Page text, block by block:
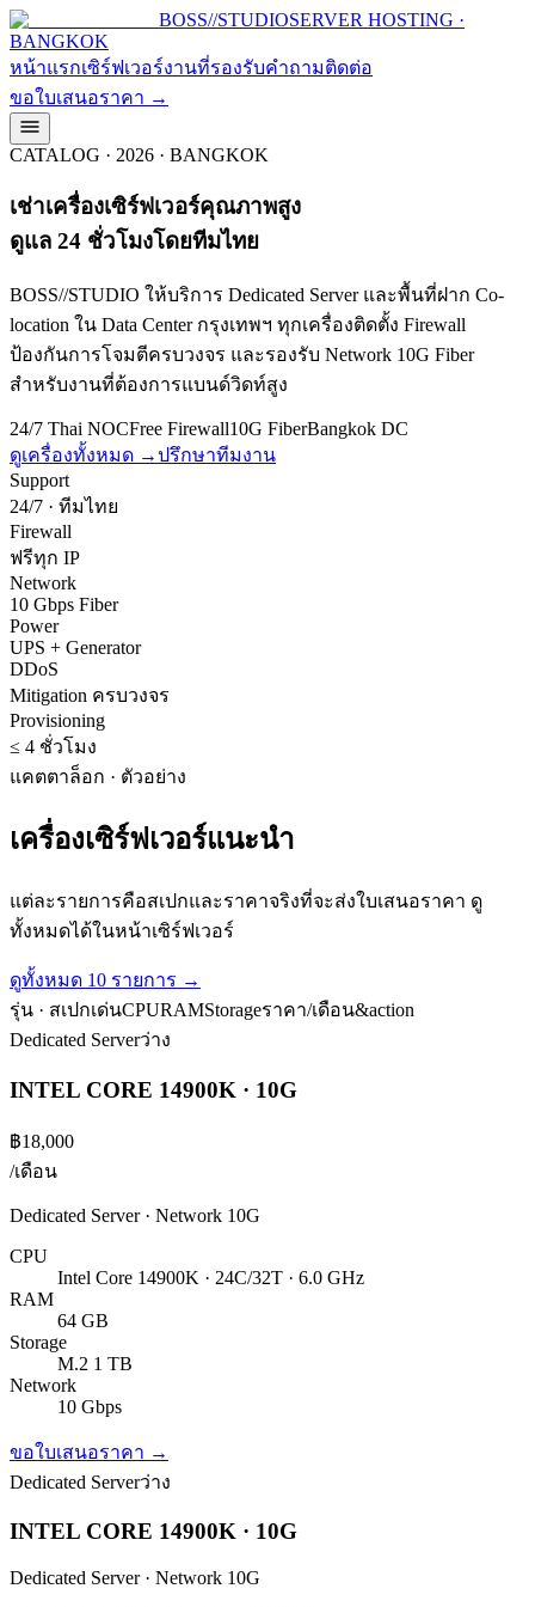
BOSS//STUDIOSERVER HOSTING ·
BANGKOK
หน้าแรกเซิร์ฟเวอร์งานที่รองรับคำถามติดต่อ
ขอใบเสนอราคา →
CATALOG · 2026 · BANGKOK
เช่าเครื่องเซิร์ฟเวอร์คุณภาพสูง
ดูแล 24 ชั่วโมงโดยทีมไทย
BOSS//STUDIO ให้บริการ Dedicated Server และพื้นที่ฝาก Co-
location ใน Data Center กรุงเทพฯ ทุกเครื่องติดตั้ง Firewall
ป้องกันการโจมตีครบวงจร และรองรับ Network 10G Fiber
สำหรับงานที่ต้องการแบนด์วิดท์สูง
24/7 Thai NOCFree Firewall10G FiberBangkok DC
ดูเครื่องทั้งหมด →ปรึกษาทีมงาน
Support
24/7 · ทีมไทย
Firewall
ฟรีทุก IP
Network
10 Gbps Fiber
Power
UPS + Generator
DDoS
Mitigation ครบวงจร
Provisioning
≤ 4 ชั่วโมง
แคตตาล็อก · ตัวอย่าง
เครื่องเซิร์ฟเวอร์แนะนำ
แต่ละรายการคือสเปกและราคาจริงที่จะส่งใบเสนอราคา ดู
ทั้งหมดได้ในหน้าเซิร์ฟเวอร์
ดูทั้งหมด 10 รายการ →
รุ่น · สเปกเด่นCPURAMStorageราคา/เดือน&action
Dedicated Serverว่าง
INTEL CORE 14900K · 10G
฿18,000
/เดือน
Dedicated Server · Network 10G
CPU
Intel Core 14900K · 24C/32T · 6.0 GHz
RAM
64 GB
Storage
M.2 1 TB
Network
10 Gbps
ขอใบเสนอราคา →
Dedicated Serverว่าง
INTEL CORE 14900K · 10G
Dedicated Server · Network 10G